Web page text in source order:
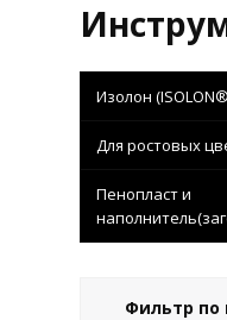
Изолон
Для ростовых
Пенопласт и
Фильтр по